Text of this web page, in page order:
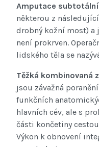
Amputace subtotální
některou z
drobný kožní most) a
není prokrven.
lidského těla se
Těžká kombinovaná
jsou závažná
funkčních
hlavních cév, ale s
části končetiny
Výkon k obnovení